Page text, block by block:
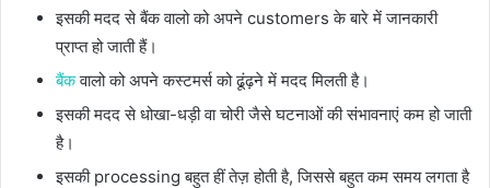
इसकी मदद से बैंक वालो को अपने customers के बारे में जानकारी
प्राप्त हो जाती हैं।
बैंकवालो को अपने कस्टमर्स को ढूंढ़ने में मदद मिलती है।
इसकी मदद से धोखा-धड़ी वा चोरी जैसे घटनाओं की संभावनाएं कम हो जाती
है।
इसकी processing बहुत हीं तेज़ होती है, जिससे बहुत कम समय लगता है